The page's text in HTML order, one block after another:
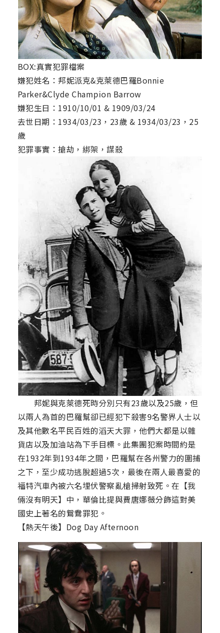
BOX:真實犯罪檔案
嫌犯姓名：邦妮派克&克萊德巴羅Bonnie
Parker&Clyde Champion Barrow
嫌犯生日：1910/10/01 & 1909/03/24
去世日期：1934/03/23，23歲 & 1934/03/23，25
歲
犯罪事實：搶劫，綁架，謀殺
邦妮與克萊德死時分別只有23歲以及25歲，但
以兩人為首的巴羅幫卻已經犯下殺害9名警界人士以
及其他數名平民百姓的滔天大罪，他們大都是以雜
貨店以及加油站為下手目標。此集團犯案時間約是
在1932年到1934年之間，巴羅幫在各州警力的圍捕
之下，至少成功逃脫超過5次，最後在兩人最喜愛的
福特汽車內被六名埋伏警察亂槍掃射致死。在【我
倆沒有明天】中，華倫比提與費唐娜薇分飾這對美
國史上著名的鴛鴦罪犯。
【熱天午後】Dog Day Afternoon